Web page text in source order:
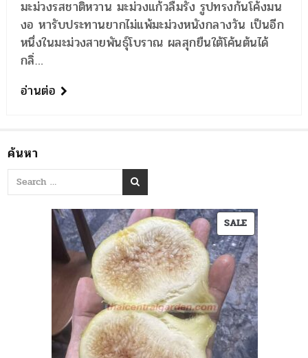
มะม่วงรสชาติหวาน มะม่วงแก้วลืมรัง รูปทรงก้นโค้งมน
งอ หารับประทานยากไม่แพ้มะม่วงหนังกลางวัน เป็นอีก
หนึ่งในมะม่วงสายพันธุ์โบราณ ผลสุกยืนใต้โค้นต้นได้
กลิ่…
อ่านต่อ
ค้นหา
SALEPRODUCT
ON
SALE